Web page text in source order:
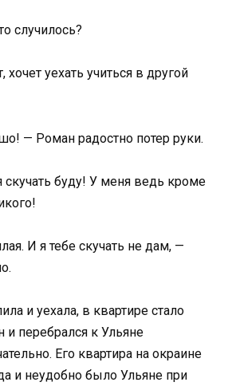
случилось?
хочет уехать учиться в другой
— Роман радостно потер руки.
буду! У меня ведь кроме
И я тебе скучать не дам, —
и уехала, в квартире стало
и перебрался к Ульяне
Его квартира на окраине
и неудобно было Ульяне при